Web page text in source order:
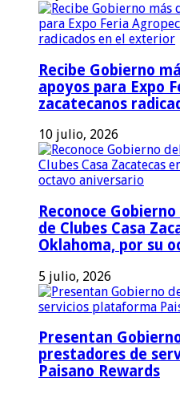
Recibe Gobierno
apoyos para Expo
zacatecanos
10 julio, 2026
Reconoce
de Clubes Casa
Oklahoma, por su
5 julio, 2026
Presentan
prestadores de
Paisano Rewards